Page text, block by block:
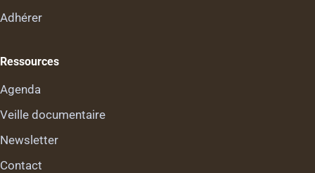
Adhérer
Ressources
Agenda
Veille documentaire
Newsletter
Contact